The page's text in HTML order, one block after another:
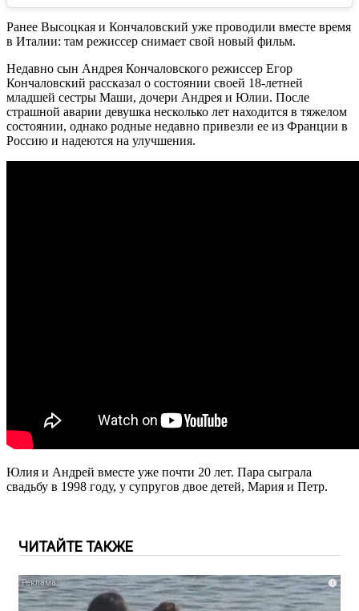
Ранее Высоцкая и Кончаловский уже проводили вместе время
в Италии: там режиссер снимает свой новый фильм.
Недавно сын Андрея Кончаловского режиссер Егор
Кончаловский рассказал о состоянии своей 18-летней
младшей сестры Маши, дочери Андрея и Юлии. После
страшной аварии девушка несколько лет находится в тяжелом
состоянии, однако родные недавно привезли ее из Франции в
Россию и надеются на улучшения.
Юлия и Андрей вместе уже почти 20 лет. Пара сыграла
свадьбу в 1998 году, у супругов двое детей, Мария и Петр.
ЧИТАЙТЕ ТАКЖЕ
i